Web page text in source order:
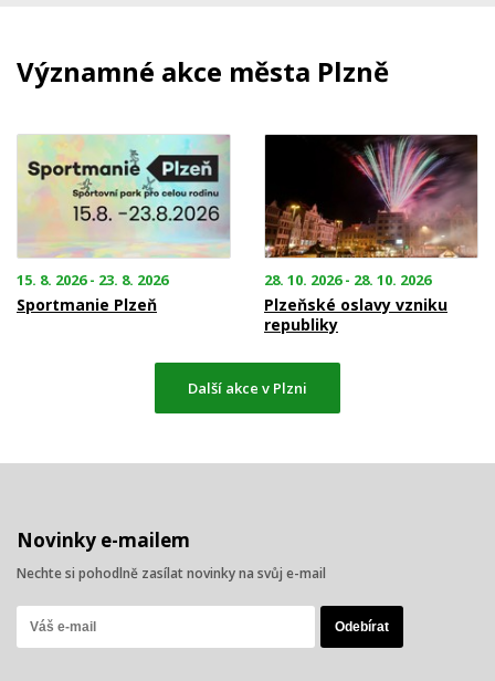
Významné akce města Plzně
15. 8. 2026 - 23. 8. 2026
Sportmanie Plzeň
28. 10. 2026 - 28. 10. 2026
Plzeňské oslavy vzniku
republiky
Další akce v Plzni
Novinky e-mailem
Nechte si pohodlně zasílat novinky na svůj e-mail